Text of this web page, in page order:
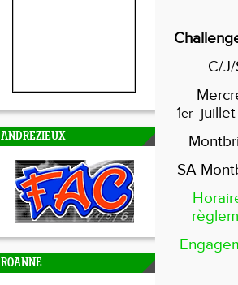
ANDREZIEUX
ROANNE
-
C/J/
1er
SA
-